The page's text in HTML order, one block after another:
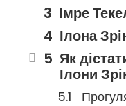
Імре
Ілона
Як
Ілони